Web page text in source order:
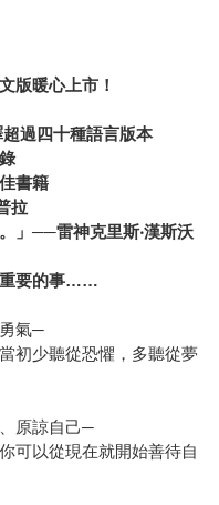
界如何改變，都如同書
冬，朝花夕拾。內心
用這本繪本向你訴說。
愛的三段話寫下來，與
中。這是我最珍貴的寶
有明天。因為有生之年
是美好的一天。謝謝
中，讀到了愛情，友
著人生的悲歡離合，月
的手，對他說：你的完
永遠陪著你」，這個書
日本的書店，直到現在看
我會永遠陪著你》的繁
柔告白。
版暖心上市！
過四十種語言版本
書籍
拉
」──雷神克里斯‧漢斯沃
重要的事……
氣─
初少聽從恐懼，多聽從夢
原諒自己─
可以從現在就開始善待自